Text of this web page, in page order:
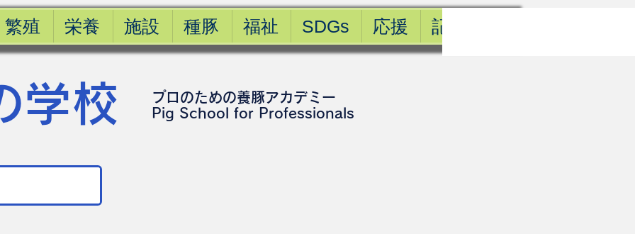
繁殖 栄養 施設 種豚 福祉 SDGs 応援 記事一覧
学校
プロのための養豚アカデミー
​Pig School for Professionals